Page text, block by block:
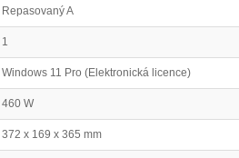
Repasovaný A
1
Windows 11 Pro (Elektronická licence)
460 W
372 x 169 x 365 mm